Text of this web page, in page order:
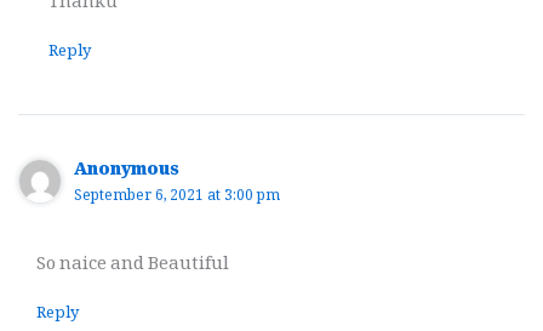
Thanku
Reply
Anonymous
September 6, 2021 at 3:00 pm
So naice and Beautiful
Reply